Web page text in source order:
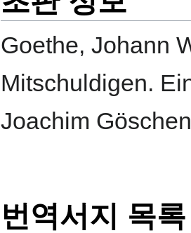
Goethe, Johann
Mitschuldigen.
Joachim
번역서지 목록